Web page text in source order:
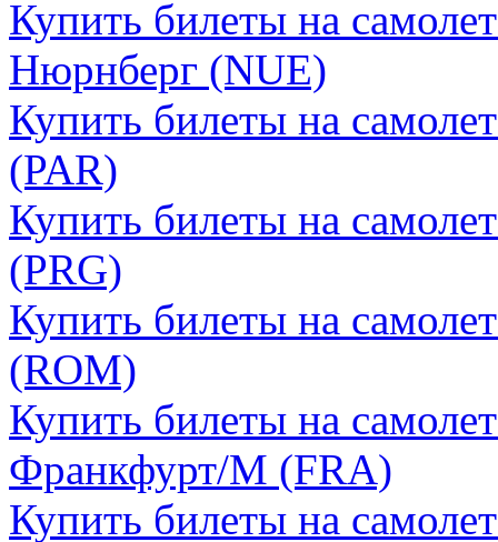
Купить билеты на
Нюрнберг (NUE)
Купить билеты на
(PAR)
Купить билеты на
(PRG)
Купить билеты на
(ROM)
Купить билеты на
Франкфурт/М (FRA)
Купить билеты на